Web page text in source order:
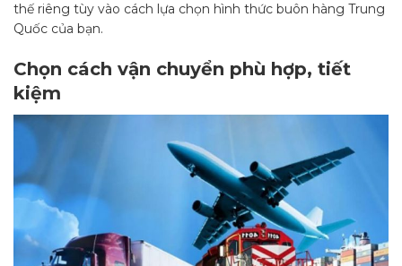
thế riêng tùy vào cách lựa chọn hình thức buôn hàng Trung
Quốc của bạn.
Chọn cách vận chuyển phù hợp, tiết
kiệm